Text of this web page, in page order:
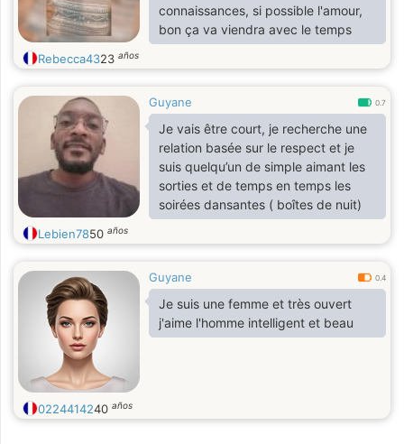
connaissances, si possible l'amour,
bon ça va viendra avec le temps
Rebecca4323 años
Guyane 0.7
Je vais être court, je recherche une
relation basée sur le respect et je
suis quelqu’un de simple aimant les
sorties et de temps en temps les
soirées dansantes ( boîtes de nuit)
Lebien7850 años
Guyane 0.4
Je suis une femme et très ouvert
j'aime l'homme intelligent et beau
0224414240 años